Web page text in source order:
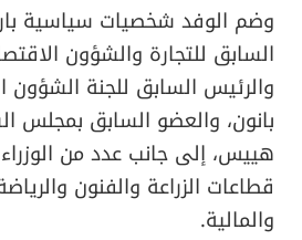
وضم الوفد شخصيات سياسية
السابق للتجارة والشؤون
والرئيس السابق للجنة الشؤون
بانون، والعضو السابق بمجلس
هييس، إلى جانب عدد من
قطاعات الزراعة والفنون
والمالية.